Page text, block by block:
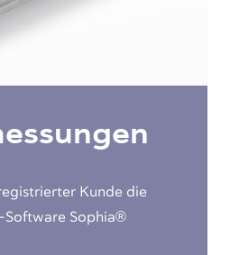
Kunde die
Software Sophia®